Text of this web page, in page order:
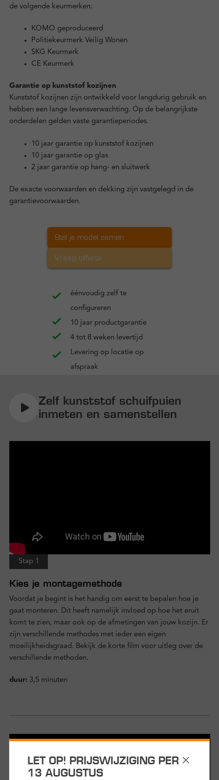
de volgende keurmerken:
KOMO geproduceerd
Politiekeurmerk Veilig Wonen
SKG Keurmerk
CE Keurmerk
Garantie op kunststof kozijnen
Kunststof kozijnen zijn ontwikkeld voor langdurig gebruik en
hebben een lange levensverwachting. Op de belangrijkste
onderdelen gelden vaste garantieperiodes.
10 jaar garantie op kunststof kozijnen
10 jaar garantie op glas
2 jaar garantie op hang- en sluitwerk
De exacte voorwaarden en dekking zijn vastgelegd in de
garantievoorwaarden.
Stel je model samen
Vraag offerte
éénvoudig zelf te
configureren
10 jaar productgarantie
4 tot 8 weken levertijd
Levering op locatie op
afspraak
Zelf kunststof schuifpuien
inmeten en samenstellen
Stap 1
Kies je montagemethode
Voordat je begint is het handig om eerst te bepalen hoe je
gaat monteren. Dit heeft namelijk invloed op hoe het eruit
komt te zien, maar ook op de afmetingen van jouw kozijn. Er
zijn verschillende methodes met ieder een eigen
moeilijkheidsgraad. Bekijk de korte film voor uitleg over de
verschillende methoden.
duur:3,5 minuten
LET OP! PRIJSWIJZIGING PER
13 AUGUSTUS